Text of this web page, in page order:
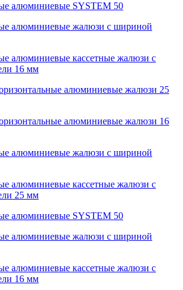
алюминиевые SYSTEM 50
алюминиевые жалюзи с шириной
алюминиевые кассетные жалюзи с
16 мм
алюминиевые жалюзи 25
алюминиевые жалюзи 16
алюминиевые жалюзи с шириной
алюминиевые кассетные жалюзи с
25 мм
алюминиевые SYSTEM 50
алюминиевые жалюзи с шириной
алюминиевые кассетные жалюзи с
16 мм